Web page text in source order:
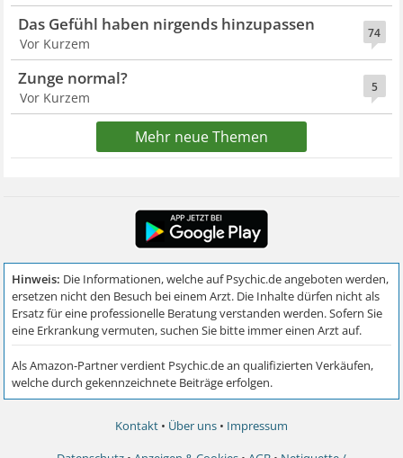
74
Das Gefühl haben nirgends hinzupassen
Vor Kurzem
5
Zunge normal?
Vor Kurzem
Mehr neue Themen
Kontakt • Über uns • Impressum